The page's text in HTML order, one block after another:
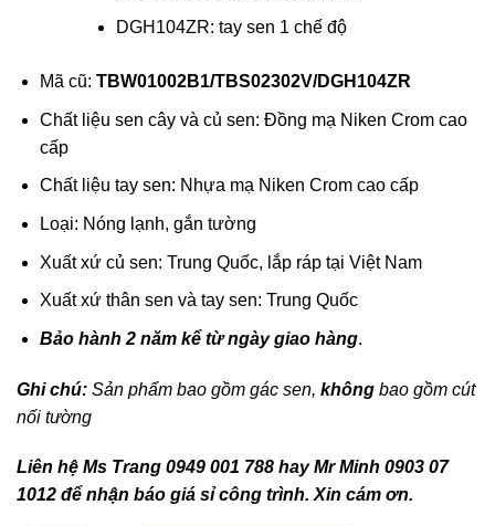
DGH104ZR: tay sen 1 chế độ
Mã cũ: TBW01002B1/TBS02302V/DGH104ZR
Chất liệu sen cây và củ sen: Đồng mạ Niken Crom cao
cấp
Chất liệu tay sen: Nhựa mạ Niken Crom cao cấp
Loại: Nóng lạnh, gắn tường
Xuất xứ củ sen: Trung Quốc, lắp ráp tại Việt Nam
Xuất xứ thân sen và tay sen: Trung Quốc
Bảo hành 2 năm kể từ ngày giao hàng.
Ghi chú: Sản phẩm bao gồm gác sen, không bao gồm cút
nối tường
Liên hệ Ms Trang 0949 001 788 hay Mr Minh 0903 07
1012 để nhận báo giá sỉ công trình. Xin cám ơn.